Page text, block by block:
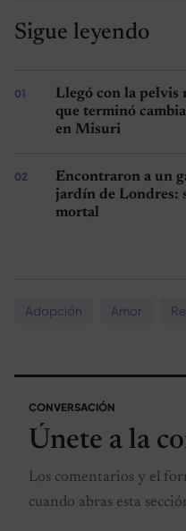
Sigue leyendo
Llegó con la pelvis
que terminó
en Misuri
Encontraron a un
jardín de Londres:
mortal
Adopción Amor
CONVERSACIÓN
Únete a la
Los comentarios y el
cuando abras esta